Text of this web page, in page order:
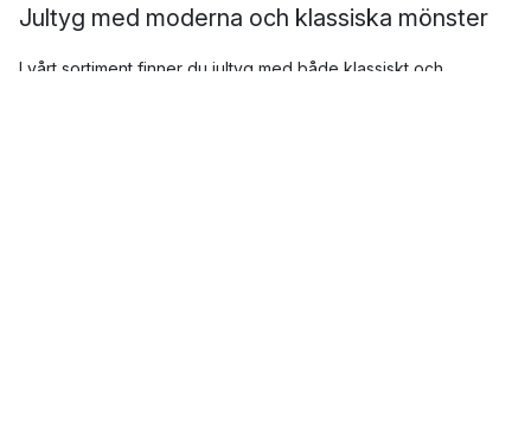
Jultyg med moderna och klassiska mönster
I vårt sortiment finner du jultyg med både klassiskt och